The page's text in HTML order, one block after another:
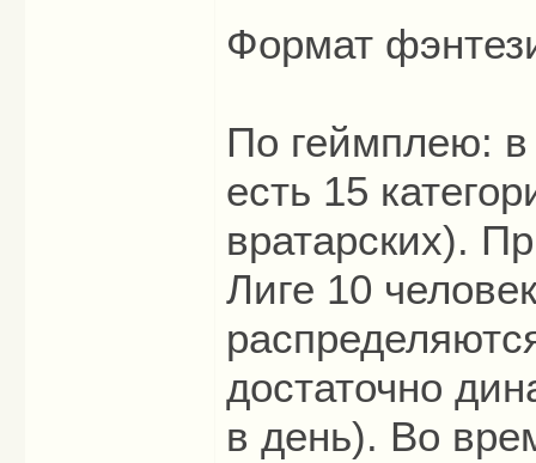
Формат
По геймплею: в
есть 15
вратарских).
Лиге 10
достаточно
в день). Во